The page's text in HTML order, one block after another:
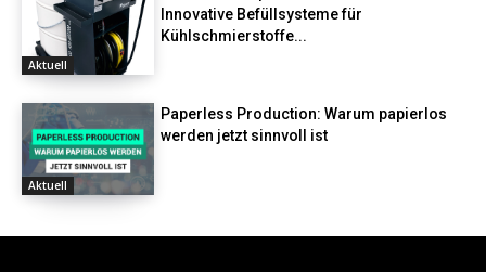
Aktuell
Innovative Befüllsysteme für
Kühlschmierstoffe...
Aktuell
Paperless Production: Warum papierlos
werden jetzt sinnvoll ist